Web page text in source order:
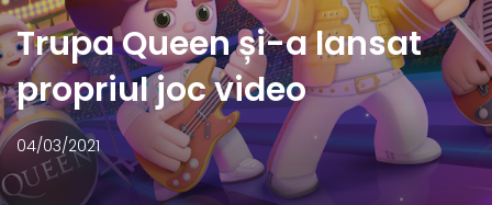
Trupa Queen și-a lansat
propriul joc video
04/03/2021